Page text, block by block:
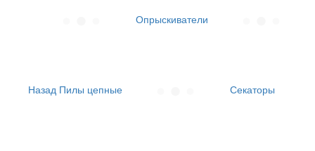
Опрыскиватели
Назад Пилы цепные Секаторы